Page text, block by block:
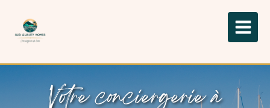
Votre conciergerie à